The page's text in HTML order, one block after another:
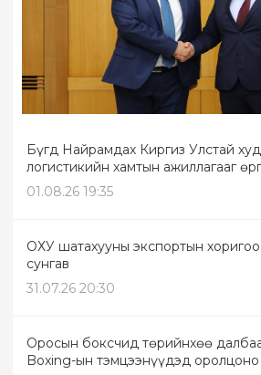
Бүгд Найрамдах Киргиз Улстай
логистикийн хамтын ажиллагааг
01.08.26 19:35
ОХУ шатахууны экспортын
сунгав
31.07.26 20:30
Оросын боксчид төрийнхөө
Boxing-ын тэмцээнүүдэд оролцоно